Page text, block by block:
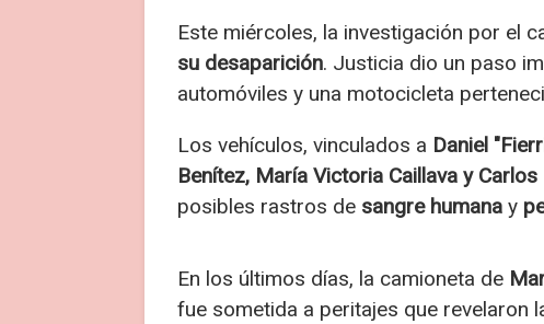
Este miércoles, la investigación por el
su desaparición. Justicia dio un paso
automóviles y una motocicleta
Los vehículos, vinculados a Daniel
Benítez, María Victoria Caillava y Carlos
posibles rastros de sangre humana y
En los últimos días, la camioneta de
fue sometida a peritajes que revelaron